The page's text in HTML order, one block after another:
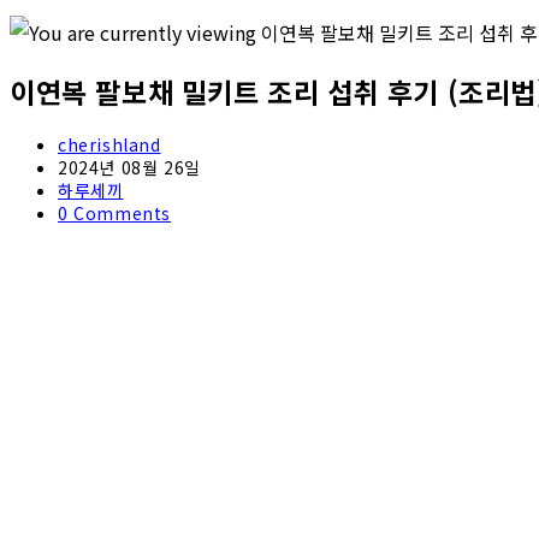
이연복 팔보채 밀키트 조리 섭취 후기 (조리
Post
author:
cherishland
Post
published:
2024년 08월 26일
Post
category:
하루세끼
Post
0 Comments